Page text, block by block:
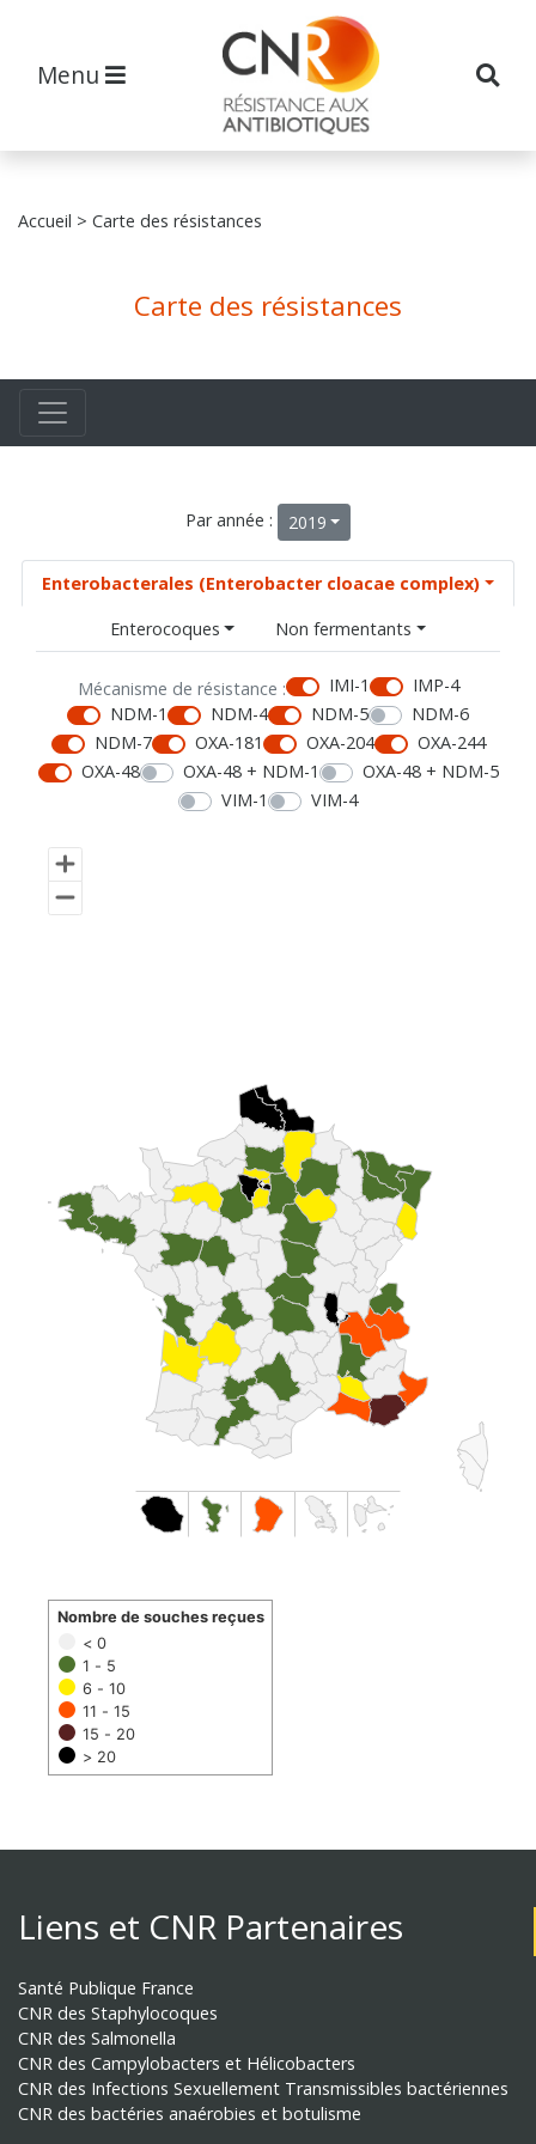
Menu
Accueil > Carte des résistances
Carte des résistances
Par année : 2019
Enterobacterales (Enterobacter cloacae complex)
Enterocoques
Non fermentants
Mécanisme de résistance : IMI-1
IMP-4
NDM-1
NDM-4 NDM-5
NDM-6
NDM-7
OXA-181 OXA-204
OXA-244
OXA-48
OXA-48 + NDM-1
OXA-48 + NDM-5
VIM-1
VIM-4
< 0
1 - 5
6 - 10
11 - 15
15 - 20
> 20
Nombre de souches reçues
Liens et CNR Partenaires
Santé Publique France
CNR des Staphylocoques
CNR des Salmonella
CNR des Campylobacters et Hélicobacters
CNR des Infections Sexuellement Transmissibles bactériennes
CNR des bactéries anaérobies et botulisme